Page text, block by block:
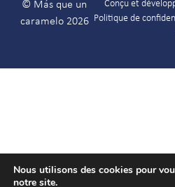
© Más que un
caramelo 2026
Conçu et
Politique de
Nous utilisons des cookies pour
notre site.